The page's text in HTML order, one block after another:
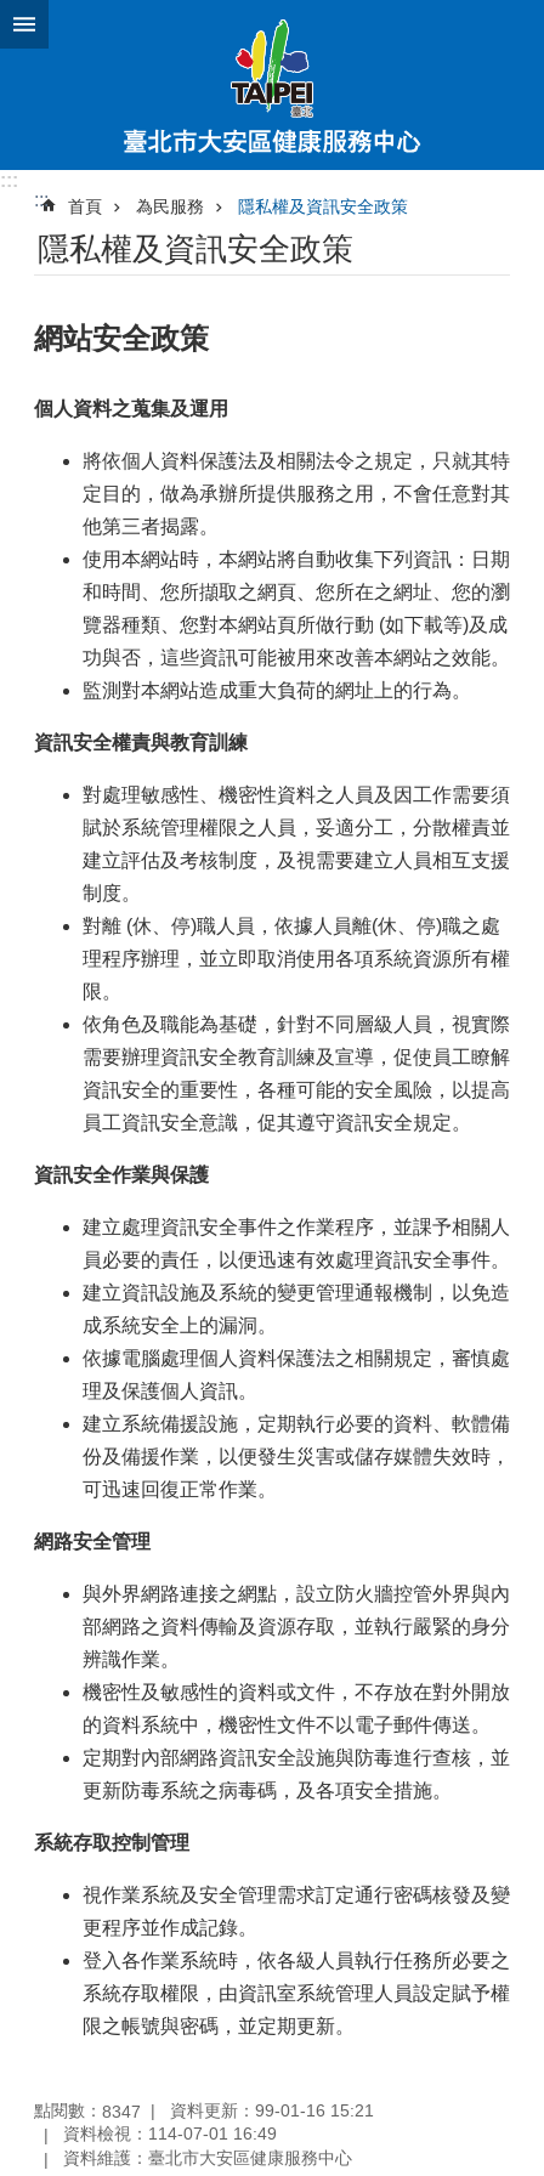
跳到主要內容區塊
:::
:::
首頁 為民服務 隱私權及資訊安全政策
隱私權及資訊安全政策
網站安全政策
個人資料之蒐集及運用
將依個人資料保護法及相關法令之規定，只就其特
定目的，做為承辦所提供服務之用，不會任意對其
他第三者揭露。
使用本網站時，本網站將自動收集下列資訊：日期
和時間、您所擷取之網頁、您所在之網址、您的瀏
覽器種類、您對本網站頁所做行動 (如下載等)及成
功與否，這些資訊可能被用來改善本網站之效能。
監測對本網站造成重大負荷的網址上的行為。
資訊安全權責與教育訓練
對處理敏感性、機密性資料之人員及因工作需要須
賦於系統管理權限之人員，妥適分工，分散權責並
建立評估及考核制度，及視需要建立人員相互支援
制度。
對離 (休、停)職人員，依據人員離(休、停)職之處
理程序辦理，並立即取消使用各項系統資源所有權
限。
依角色及職能為基礎，針對不同層級人員，視實際
需要辦理資訊安全教育訓練及宣導，促使員工瞭解
資訊安全的重要性，各種可能的安全風險，以提高
員工資訊安全意識，促其遵守資訊安全規定。
資訊安全作業與保護
建立處理資訊安全事件之作業程序，並課予相關人
員必要的責任，以便迅速有效處理資訊安全事件。
建立資訊設施及系統的變更管理通報機制，以免造
成系統安全上的漏洞。
依據電腦處理個人資料保護法之相關規定，審慎處
理及保護個人資訊。
建立系統備援設施，定期執行必要的資料、軟體備
份及備援作業，以便發生災害或儲存媒體失效時，
可迅速回復正常作業。
網路安全管理
與外界網路連接之網點，設立防火牆控管外界與內
部網路之資料傳輸及資源存取，並執行嚴緊的身分
辨識作業。
機密性及敏感性的資料或文件，不存放在對外開放
的資料系統中，機密性文件不以電子郵件傳送。
定期對內部網路資訊安全設施與防毒進行查核，並
更新防毒系統之病毒碼，及各項安全措施。
系統存取控制管理
視作業系統及安全管理需求訂定通行密碼核發及變
更程序並作成記錄。
登入各作業系統時，依各級人員執行任務所必要之
系統存取權限，由資訊室系統管理人員設定賦予權
限之帳號與密碼，並定期更新。
點閱數： 8347
資料更新：99-01-16 15:21
資料檢視：114-07-01 16:49
資料維護：臺北市大安區健康服務中心